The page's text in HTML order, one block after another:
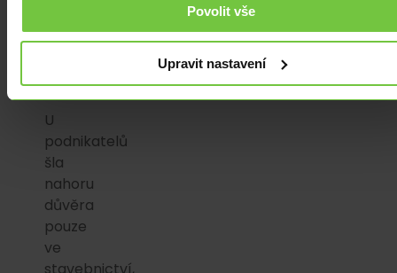
Povolit vše
Upravit nastavení
v
U
podnikatelů
šla
nahoru
důvěra
pouze
ve